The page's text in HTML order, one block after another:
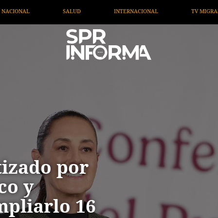
INTERNACIONAL TV MIGRANTE INFORMA OPINIÓN
por
y
16